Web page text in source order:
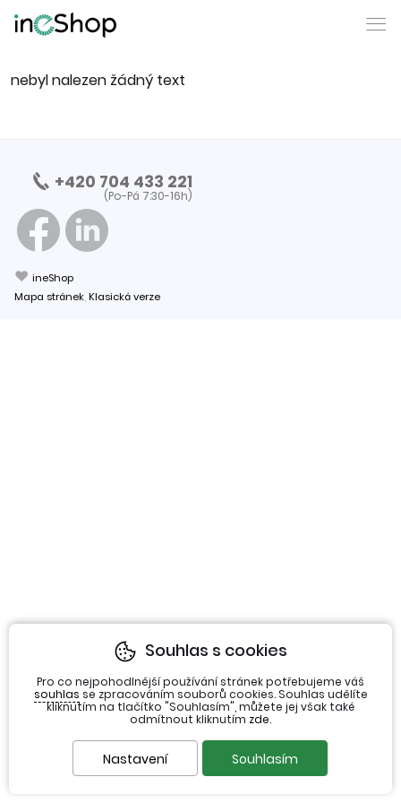
nebyl nalezen žádný text
+420 704 433 221
(Po-Pá 7:30-16h)
❤ ineShop
Mapa stránek Klasická verze
Souhlas s cookies
Pro co nejpohodlnější používání stránek potřebujeme váš
souhlas se zpracováním souborů cookies. Souhlas udělíte
kliknutím na tlačítko "Souhlasím", můžete jej však také
odmítnout kliknutím zde.
Nastavení Souhlasím